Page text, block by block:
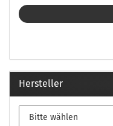
Hersteller